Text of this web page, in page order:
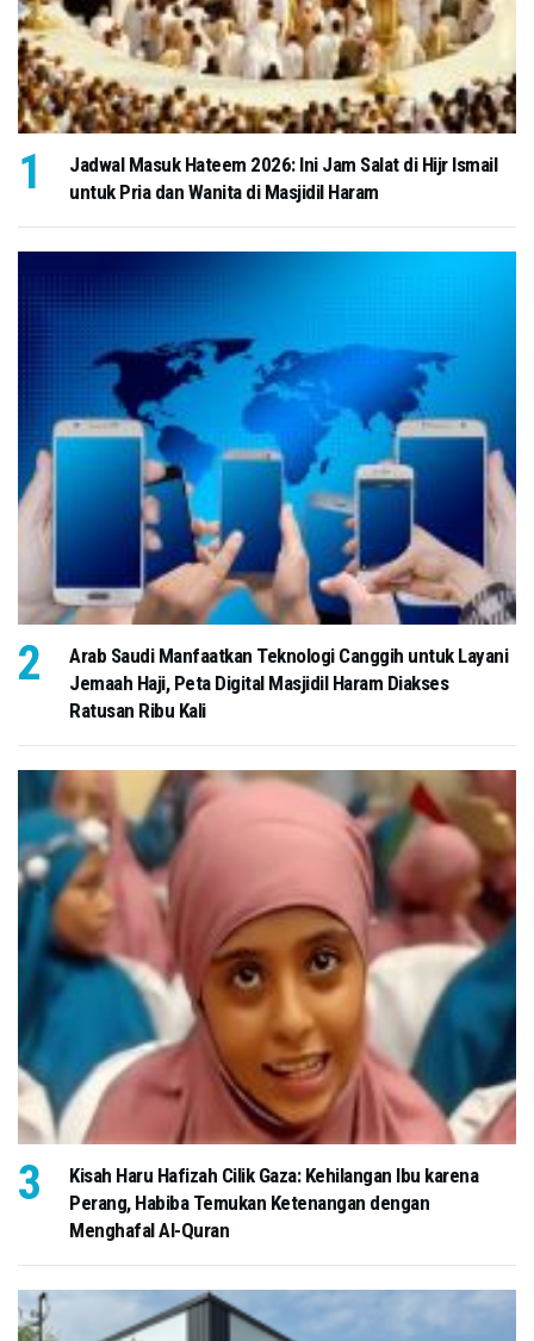
Jadwal Masuk Hateem 2026: Ini Jam Salat di Hijr Ismail
untuk Pria dan Wanita di Masjidil Haram
Arab Saudi Manfaatkan Teknologi Canggih untuk Layani
Jemaah Haji, Peta Digital Masjidil Haram Diakses
Ratusan Ribu Kali
Kisah Haru Hafizah Cilik Gaza: Kehilangan Ibu karena
Perang, Habiba Temukan Ketenangan dengan
Menghafal Al-Quran